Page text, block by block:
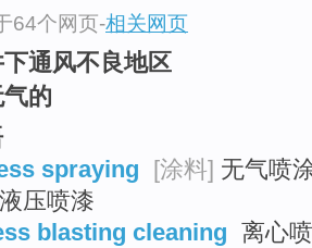
64个网页-相关网页
通风不良地区
的
spraying
[涂料] 无气喷
压喷漆
blasting cleaning 离心